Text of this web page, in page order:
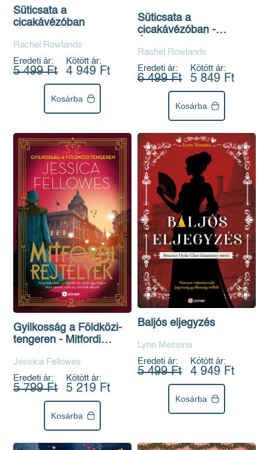
Süticsata a
cicakávézóban
Rachel Rowlands
Eredeti ár:
5 499 Ft
Kötött ár:
4 949 Ft
Kosárba
Süticsata a
cicakávézóban -
Rachel Rowlands
Eredeti ár:
6 499 Ft
Kötött ár:
5 849 Ft
Kosárba
Gyilkosság a Földközi-
tengeren - Mitfordi
Jessica Fellowes
Eredeti ár:
5 799 Ft
Kötött ár:
5 219 Ft
Kosárba
Baljós eljegyzés
Lynn Messina
Eredeti ár:
5 499 Ft
Kötött ár:
4 949 Ft
Kosárba